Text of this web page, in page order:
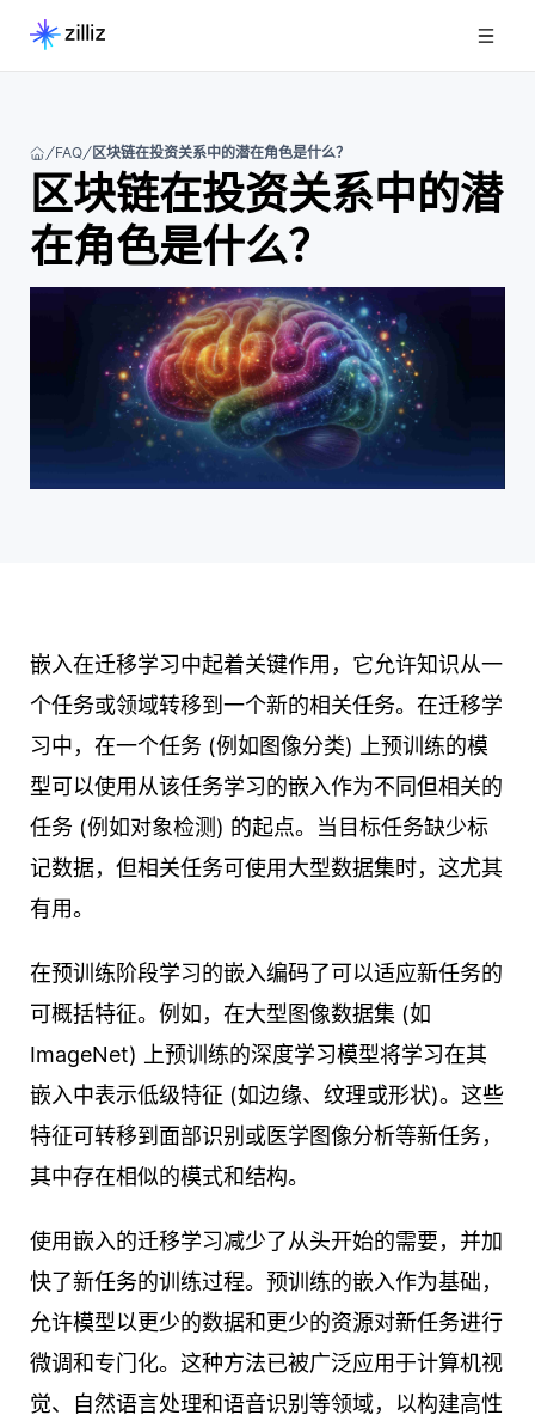
FAQ 区块链在投资关系中的潜在角色是什么？
区块链在投资关系中的潜
在角色是什么？
嵌入在迁移学习中起着关键作用，它允许知识从一
个任务或领域转移到一个新的相关任务。在迁移学
习中，在一个任务 (例如图像分类) 上预训练的模
型可以使用从该任务学习的嵌入作为不同但相关的
任务 (例如对象检测) 的起点。当目标任务缺少标
记数据，但相关任务可使用大型数据集时，这尤其
有用。
在预训练阶段学习的嵌入编码了可以适应新任务的
可概括特征。例如，在大型图像数据集 (如
ImageNet) 上预训练的深度学习模型将学习在其
嵌入中表示低级特征 (如边缘、纹理或形状)。这些
特征可转移到面部识别或医学图像分析等新任务，
其中存在相似的模式和结构。
使用嵌入的迁移学习减少了从头开始的需要，并加
快了新任务的训练过程。预训练的嵌入作为基础，
允许模型以更少的数据和更少的资源对新任务进行
微调和专门化。这种方法已被广泛应用于计算机视
觉、自然语言处理和语音识别等领域，以构建高性